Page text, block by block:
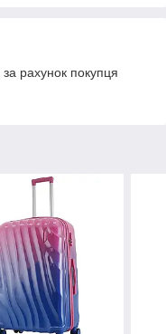
рахунок покупця